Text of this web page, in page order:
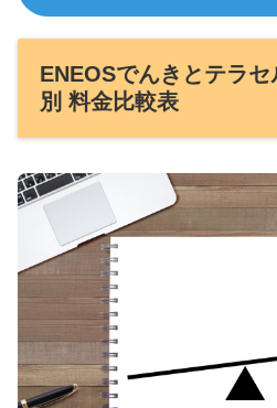
ENEOSでんきとテラ
別 料金比較表